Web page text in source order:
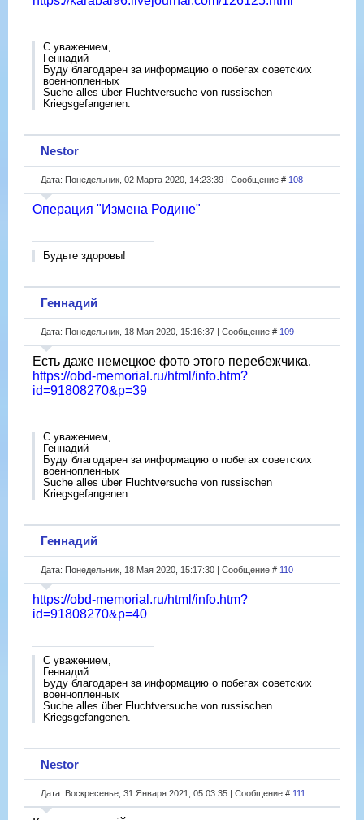
С уважением,
Геннадий
Буду благодарен за информацию о побегах советских
военнопленных
Suche alles über Fluchtversuche von russischen
Kriegsgefangenen.
Nestor
Дата: Понедельник, 02 Марта 2020, 14:23:39 | Сообщение # 108
Операция "Измена Родине"
Будьте здоровы!
Геннадий
Дата: Понедельник, 18 Мая 2020, 15:16:37 | Сообщение # 109
Есть даже немецкое фото этого перебежчика.
https://obd-memorial.ru/html/info.htm?
id=91808270&p=39
С уважением,
Геннадий
Буду благодарен за информацию о побегах советских
военнопленных
Suche alles über Fluchtversuche von russischen
Kriegsgefangenen.
Геннадий
Дата: Понедельник, 18 Мая 2020, 15:17:30 | Сообщение # 110
https://obd-memorial.ru/html/info.htm?
id=91808270&p=40
С уважением,
Геннадий
Буду благодарен за информацию о побегах советских
военнопленных
Suche alles über Fluchtversuche von russischen
Kriegsgefangenen.
Nestor
Дата: Воскресенье, 31 Января 2021, 05:03:35 | Сообщение # 111